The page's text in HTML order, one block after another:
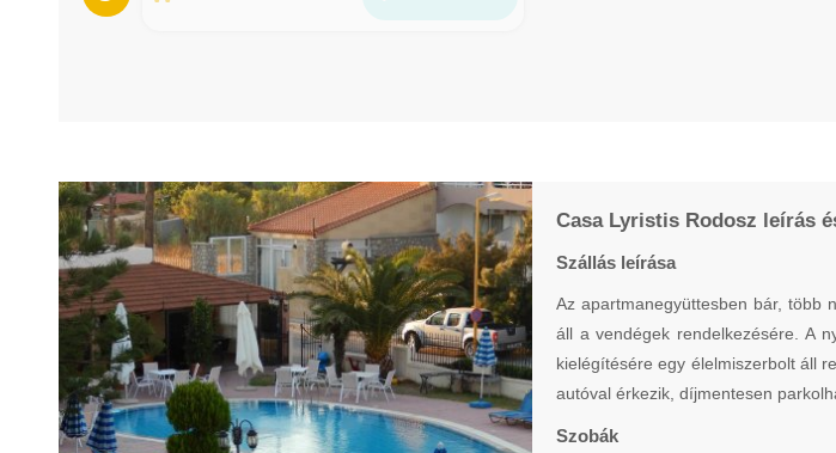
Casa Lyristis Rodosz leírás
Szállás leírása
Az apartmanegyüttesben bár, több
áll a vendégek rendelkezésére. A
kielégítésére egy élelmiszerbolt áll
autóval érkezik, díjmentesen
Szobák